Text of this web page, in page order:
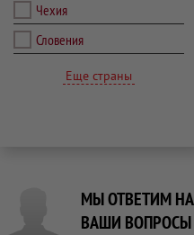
Чехия
Словения
Еще страны
МЫ ОТВЕТИМ НА
ВАШИ ВОПРОСЫ